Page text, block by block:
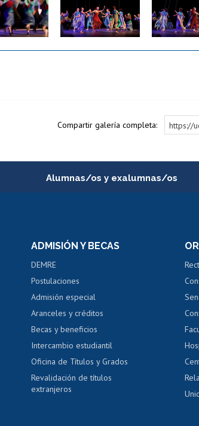
Compartir galería completa: https://
Alumnas/os y exalumnas/os
Consulta y certificado de notas
Servicio médico y dental
Pago de arancel y crédito alumnos
Pago de arancel y crédito exalumnos
Certificado de títulos y grados
ADMISIÓN Y BECAS
DEMRE
Postulaciones
Admisión especial
Aranceles y créditos
Becas y beneficios
Intercambio estudiantil
Oficina de Títulos y Grados
Revalidación de títulos
extranjeros